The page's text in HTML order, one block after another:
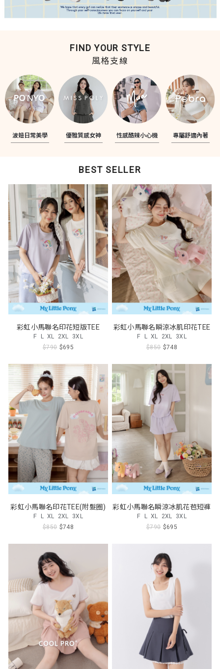
FIND YOUR STYLE
風格支線
波妞日常美學 優雅質感女神 性感酷辣小心機 專屬舒適內著
BEST SELLER
彩虹小馬聯名印花短版TEE
F L XL 2XL 3XL
$790 $695
彩虹小馬聯名瞬涼冰肌印花TEE
F L XL 2XL 3XL
$850 $748
彩虹小馬聯名印花TEE(附髮圈)
F L XL 2XL 3XL
$850 $748
彩虹小馬聯名瞬涼冰肌花苞短褲
F L XL 2XL 3XL
$790 $695